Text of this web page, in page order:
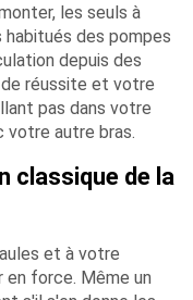
les seuls à
des pompes
depuis des
de réussite et votre
pas dans votre
votre autre bras.
classique de la
et à votre
en force. Même un